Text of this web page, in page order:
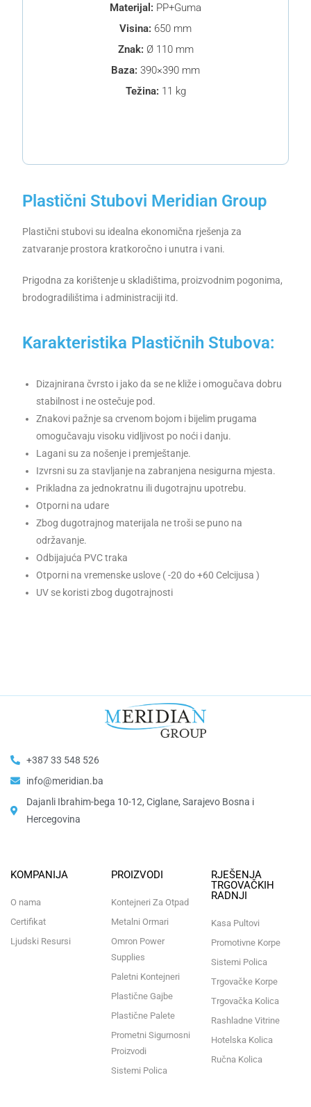
Materijal: PP+Guma
Visina: 650 mm
Znak: Ø 110 mm
Baza: 390×390 mm
Težina: 11 kg
Plastični Stubovi Meridian Group
Plastični stubovi su idealna ekonomična rješenja za
zatvaranje prostora kratkoročno i unutra i vani.
Prigodna za korištenje u skladištima, proizvodnim pogonima,
brodogradilištima i administraciji itd.
Karakteristika Plastičnih Stubova:
Dizajnirana čvrsto i jako da se ne kliže i omogučava dobru
stabilnost i ne ostečuje pod.
Znakovi pažnje sa crvenom bojom i bijelim prugama
omogučavaju visoku vidljivost po noći i danju.
Lagani su za nošenje i premještanje.
Izvrsni su za stavljanje na zabranjena nesigurna mjesta.
Prikladna za jednokratnu ili dugotrajnu upotrebu.
Otporni na udare
Zbog dugotrajnog materijala ne troši se puno na
održavanje.
Odbijajuća PVC traka
Otporni na vremenske uslove ( -20 do +60 Celcijusa )
UV se koristi zbog dugotrajnosti
+387 33 548 526
info@meridian.ba
Dajanli Ibrahim-bega 10-12, Ciglane, Sarajevo Bosna i
Hercegovina​
KOMPANIJA
O nama
Certifikat
Ljudski Resursi
PROIZVODI
Kontejneri Za Otpad
Metalni Ormari
Omron Power
Supplies
Paletni Kontejneri
Plastične Gajbe
Plastične Palete
Prometni Sigurnosni
Proizvodi
Sistemi Polica
RJEŠENJA
TRGOVAČKIH
RADNJI
Kasa Pultovi
Promotivne Korpe
Sistemi Polica
Trgovačke Korpe
Trgovačka Kolica
Rashladne Vitrine
Hotelska Kolica
Ručna Kolica